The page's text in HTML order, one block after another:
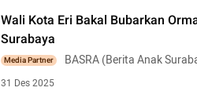
Wali Kota Eri Bakal Bubarkan
Surabaya
Media Partner BASRA (Berita Anak
31 Des 2025